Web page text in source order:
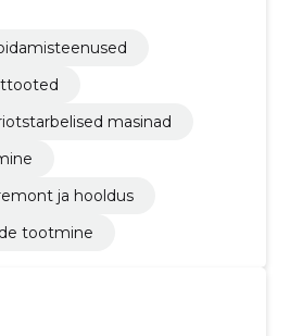
masinad
ja hooldus
tootmine